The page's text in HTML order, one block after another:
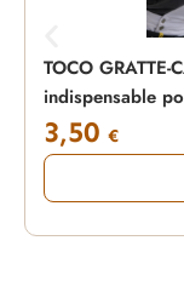
TOCO
indispensable
3,50 €